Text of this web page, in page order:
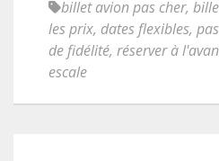
billet avion pas cher,
les prix, dates flexibles,
de fidélité, réserver à
escale